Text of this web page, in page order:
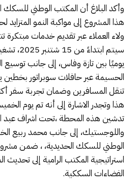
وأكد البلاغ أن المكتب الوطني
هذا المشروع إلى مواكبة النمو المتزايد
ولاء العملاء عبر تقديم خدمات مبتكرة
سيتم
يوميًا بين تازة وفاس، إلى جانب توسيع
الحسيمة عبر حافلات سوبراتور بخطين
تنقل المسافرين وضمان تجربة سفر
تدشين هذه المحطة ،تحت اشراف عبد
واللوجستيك، إلى جانب محمد ربيع
الوطني للسكك الحديدية، ، ضمن
استراتيجية المكتب الرامية إلى
الفضاءات السككية.